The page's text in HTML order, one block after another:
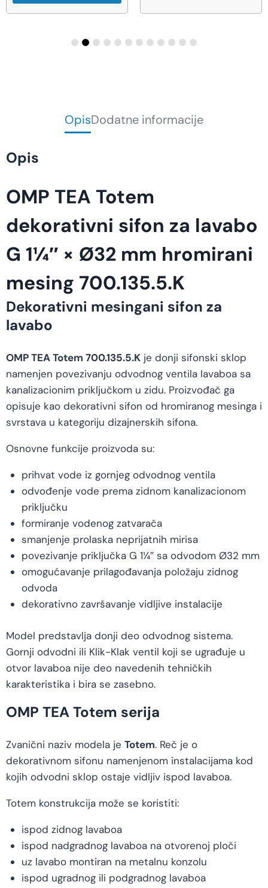
OpisDodatne informacije
Opis
OMP TEA Totem
dekorativni sifon za lavabo
G 1¼″ × Ø32 mm hromirani
mesing 700.135.5.K
Dekorativni mesingani sifon za
lavabo
OMP TEA Totem 700.135.5.K je donji sifonski sklop
namenjen povezivanju odvodnog ventila lavaboa sa
kanalizacionim priključkom u zidu. Proizvođač ga
opisuje kao dekorativni sifon od hromiranog mesinga i
svrstava u kategoriju dizajnerskih sifona.
Osnovne funkcije proizvoda su:
prihvat vode iz gornjeg odvodnog ventila
odvođenje vode prema zidnom kanalizacionom
priključku
formiranje vodenog zatvarača
smanjenje prolaska neprijatnih mirisa
povezivanje priključka G 1¼″ sa odvodom Ø32 mm
omogućavanje prilagođavanja položaju zidnog
odvoda
dekorativno završavanje vidljive instalacije
Model predstavlja donji deo odvodnog sistema.
Gornji odvodni ili Klik-Klak ventil koji se ugrađuje u
otvor lavaboa nije deo navedenih tehničkih
karakteristika i bira se zasebno.
OMP TEA Totem serija
Zvanični naziv modela je Totem. Reč je o
dekorativnom sifonu namenjenom instalacijama kod
kojih odvodni sklop ostaje vidljiv ispod lavaboa.
Totem konstrukcija može se koristiti:
ispod zidnog lavaboa
ispod nadgradnog lavaboa na otvorenoj ploči
uz lavabo montiran na metalnu konzolu
ispod ugradnog ili podgradnog lavaboa